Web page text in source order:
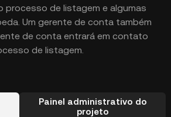
processo de listagem e algumas
Um gerente de conta também
de conta entrará em contato
de listagem.
Painel administrativo do
projeto